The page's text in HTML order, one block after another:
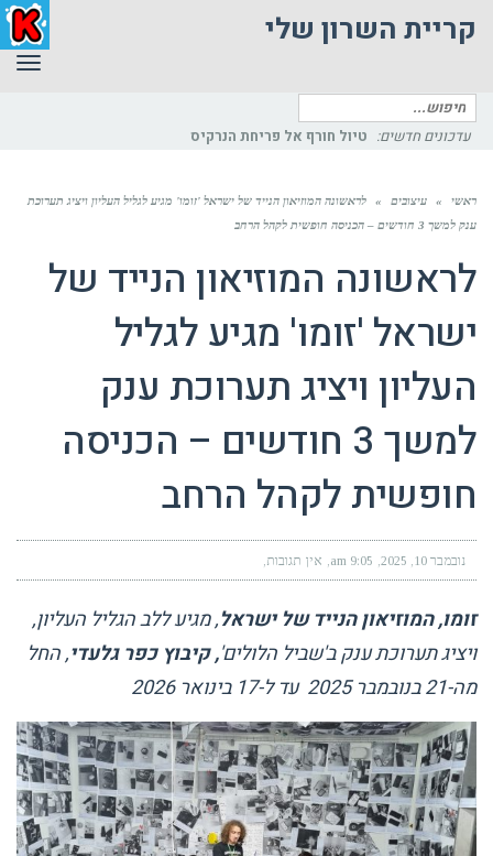
קריית השרון שלי
חיפוש
עבור:
עדכונים חדשים: טיול חורף אל פריחת הנרקיס
ראשי » עיצובים »
לראשונה המוזיאון הנייד של ישראל 'זומו' מגיע לגליל העליון ויציג תערוכת
ענק למשך 3 חודשים – הכניסה חופשית לקהל הרחב
לראשונה המוזיאון הנייד של
ישראל 'זומו' מגיע לגליל
העליון ויציג תערוכת ענק
למשך 3 חודשים – הכניסה
חופשית לקהל הרחב
נובמבר 10, 2025 9:05 am אין תגובות
זומו, המוזיאון הנייד של ישראל, מגיע ללב הגליל העליון,
ויציג תערוכת ענק ב'שביל הלולים', קיבוץ כפר גלעדי, החל
מה-21 בנובמבר 2025 עד ל-17 בינואר 2026